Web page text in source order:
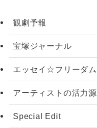
観劇予報
宝塚ジャーナル
エッセイ☆フリーダム
アーティストの活力源
Special Edit